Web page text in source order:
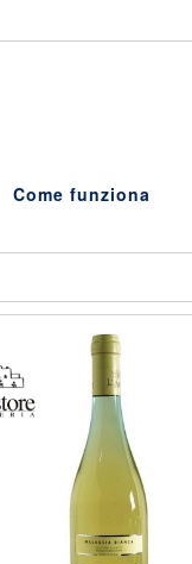
Come funziona